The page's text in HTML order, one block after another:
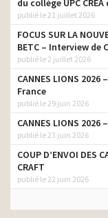
FDJ – Super Loto
13
du collège UPC
publié le 21 juillet 2026
FOCUS SUR LA
BETC – Interview de
publié le 2 juillet 2026
CANNES LIONS
France
publié le 29 juin 2026
CANNES LIONS
publié le 23 juin 2026
COUP D’ENVOI DES
CRAFT
publié le 22 juin 2026